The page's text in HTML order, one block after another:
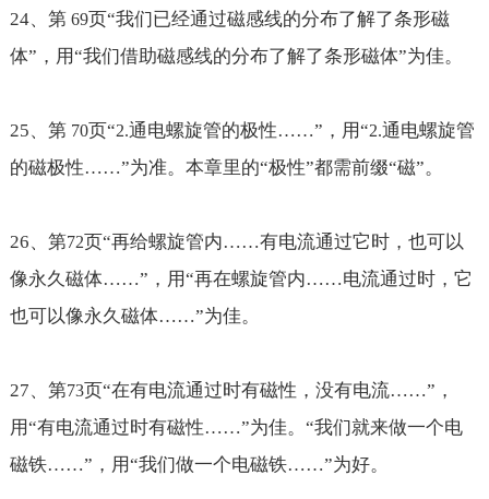
24、第69页“我们已经通过磁感线的分布了解了条形磁
体”，用“我们借助磁感线的分布了解了条形磁体”为佳。
25、第70页“2.通电螺旋管的极性……”，用“2.通电螺旋管
的磁极性……”为准。本章里的“极性”都需前缀“磁”。
26、第72页“再给螺旋管内……有电流通过它时，也可以
像永久磁体……”，用“再在螺旋管内……电流通过时，它
也可以像永久磁体……”为佳。
27、第73页“在有电流通过时有磁性，没有电流……”，
用“有电流通过时有磁性……”为佳。“我们就来做一个电
磁铁……”，用“我们做一个电磁铁……”为好。